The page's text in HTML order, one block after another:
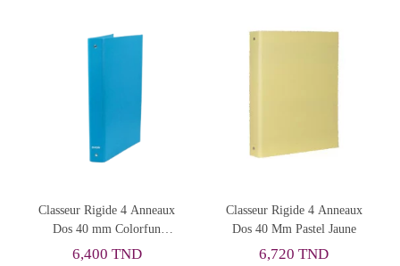
Classeur Rigide 4 Anneaux
Dos 40 Mm Pastel Jaune
6,720 TND
Classeur À Levier
ESSENTIAL Dos
Vert Clair
6,000 TND